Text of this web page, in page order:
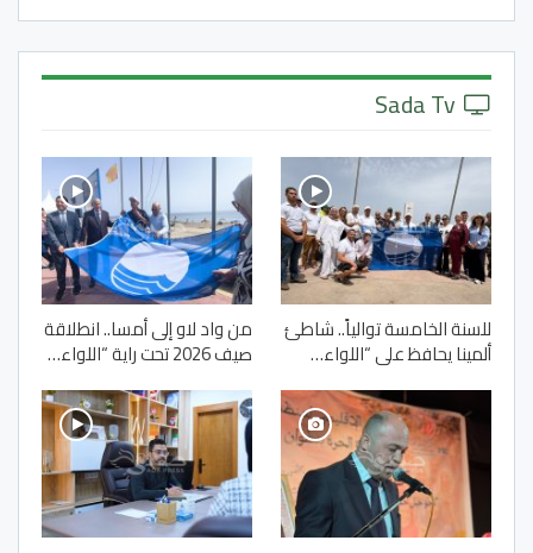
للسنة الخامسة توالياً.. شاطئ
ألمينا يحافظ على “اللواء…
من واد لاو إلى أمسا.. انطلاقة
صيف 2026 تحت راية “اللواء…